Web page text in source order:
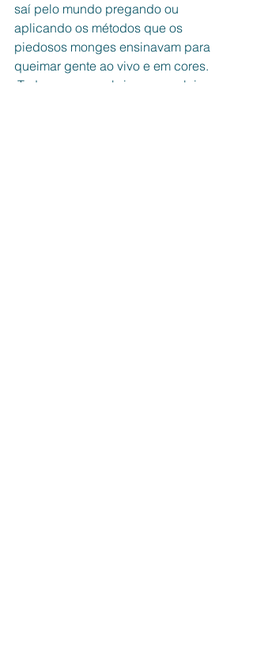
saí pelo mundo pregando ou
aplicando os métodos que os
piedosos monges ensinavam para
queimar gente ao vivo e em cores.